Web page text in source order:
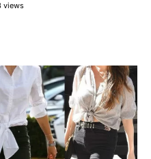
views